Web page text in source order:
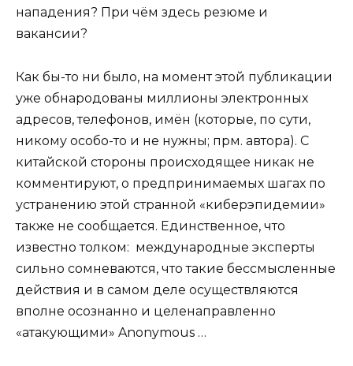
нападения? При чём здесь резюме и
вакансии?
Как бы-то ни было, на момент этой публикации
уже обнародованы миллионы электронных
адресов, телефонов, имён (которые, по сути,
никому особо-то и не нужны; прм. автора). С
китайской стороны происходящее никак не
комментируют, о предпринимаемых шагах по
устранению этой странной «киберэпидемии»
также не сообщается. Единственное, что
известно толком: международные эксперты
сильно сомневаются, что такие бессмысленные
действия и в самом деле осуществляются
вполне осознанно и целенаправленно
«атакующими» Anonymous …